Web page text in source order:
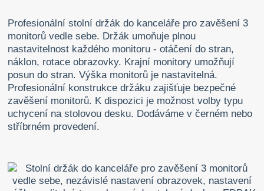
Profesionální stolní držák do kanceláře pro zavěšení 3
monitorů vedle sebe. Držák umoňuje plnou
nastavitelnost každého monitoru - otáčení do stran,
náklon, rotace obrazovky. Krajní monitory umožňují
posun do stran. Výška monitorů je nastavitelná.
Profesionální konstrukce držáku zajišťuje bezpečné
zavěšení monitorů. K dispozici je možnost volby typu
uchycení na stolovou desku. Dodáváme v černém nebo
stříbrném provedení.